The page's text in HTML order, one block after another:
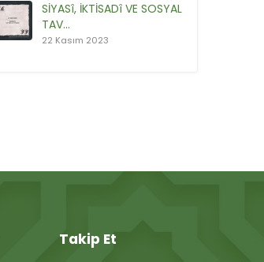
SİYASî, İKTİSADî VE SOSYAL
TAV...
22 Kasım 2023
Takip Et